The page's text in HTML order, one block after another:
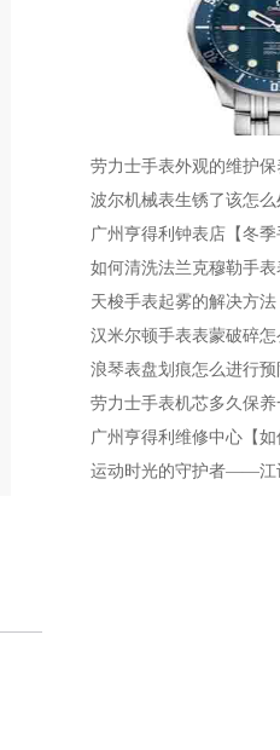
劳力士手表外观的维护
波尔机械表生锈了该怎么
广州亨得利钟表店【冬季
如何清洗法兰克穆勒手表
天梭手表起雾的解决方法
汉米尔顿手表表蒙破碎
浪琴表盘划痕怎么进行预
劳力士手表机芯多久保养
广州亨得利维修中心【
运动时光的守护者——江